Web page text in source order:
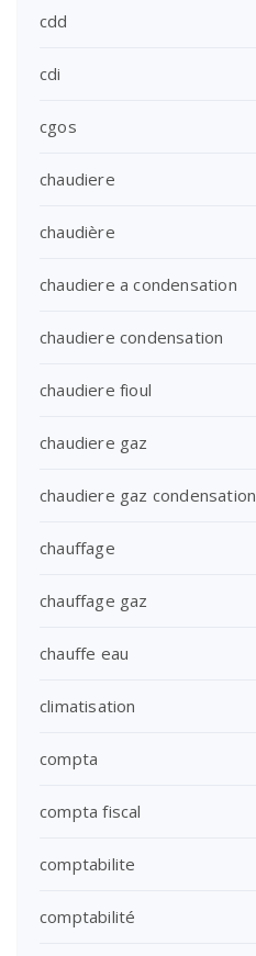
cdd
cdi
cgos
chaudiere
chaudière
chaudiere a condensation
chaudiere condensation
chaudiere fioul
chaudiere gaz
chaudiere gaz condensation
chauffage
chauffage gaz
chauffe eau
climatisation
compta
compta fiscal
comptabilite
comptabilité